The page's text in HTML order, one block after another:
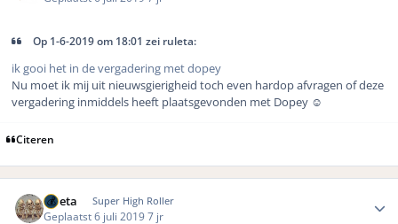
Op 1-6-2019 om 18:01 zei ruleta:
ik gooi het in de vergadering met dopey
Nu moet ik mij uit nieuwsgierigheid toch even hardop afvragen of deze
vergadering inmiddels heeft plaatsgevonden met Dopey ☺️
Citeren
ruleta Super High Roller
Geplaatst6 juli 20197 jr